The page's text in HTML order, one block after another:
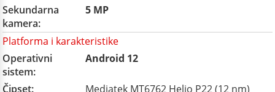
Sekundarna
kamera:
5 MP
Platforma i karakteristike
Operativni
sistem:
Android 12
Čipset: Mediatek MT6762 Helio P22 (12 nm)